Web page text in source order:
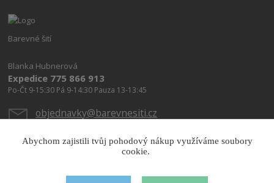
Barevné šití
Blanka Hubnerová
Expedice 775 866 913
Po-Čt 9-15:30 Pá 9-14:30 Pauza 13-13:45
objednavky@barevnesiti.cz
Abychom zajistili tvůj pohodový nákup využíváme soubory
cookie.